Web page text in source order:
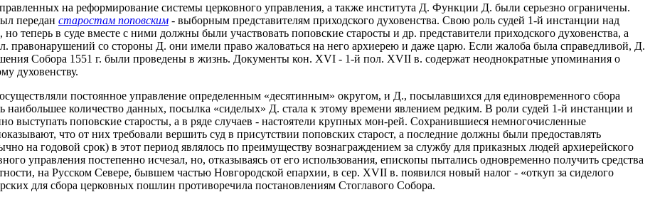
на реформирование системы церковного управления, а также института Д. Функции Д. были серьезно ограничены.
передан старостам поповским - выборным представителям приходского духовенства. Свою роль судей 1-й инстанции над
в суде вместе с ними должны были участвовать поповские старосты и др. представители приходского духовенства, а
правонарушений со стороны Д. они имели право жаловаться на него архиерею и даже царю. Если жалоба была справедливой, Д.
Собора 1551 г. были проведены в жизнь. Документы кон. XVI - 1-й пол. XVII в. содержат неоднократные упоминания о
духовенству.
постоянное управление определенным «десятинным» округом, и Д., посылавшихся для единовременного сбора
наибольшее количество данных, посылка «сиделых» Д. стала к этому времени явлением редким. В роли судей 1-й инстанции и
выступать поповские старосты, а в ряде случаев - настоятели крупных мон-рей. Сохранившиеся немногочисленные
что от них требовали вершить суд в присутствии поповских старост, а последние должны были предоставлять
на годовой срок) в этот период являлось по преимуществу вознаграждением за службу для приказных людей архиерейского
управления постепенно исчезал, но, отказываясь от его использования, епископы пытались одновременно получить средства
на Русском Севере, бывшем частью Новгородской епархии, в сер. XVII в. появился новый налог - «откуп за сиделого
для сбора церковных пошлин противоречила постановлениям Стоглавого Собора.